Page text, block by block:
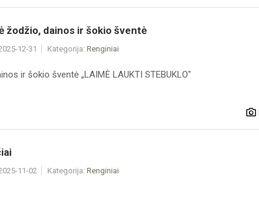
žodžio, dainos ir šokio šventė
12-31 Kategorija: Renginiai
ir šokio šventė „LAIMĖ LAUKTI STEBUKLO"
11-02 Kategorija: Renginiai